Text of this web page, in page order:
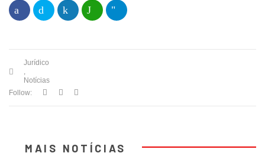
Jurídico
,
Notícias
Follow:
MAIS NOTÍCIAS